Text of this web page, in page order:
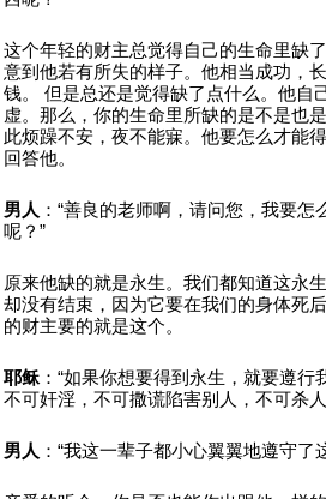
这个年轻的财主总觉得自己的生命里缺
意到他若有所失的样子。他相当成功，
钱。 但是总还是觉得缺了点什么。他自
虚。那么，你的生命里所缺的是不是也
此烦躁不安，夜不能寐。他要怎么才能
回答他。
男人 ：“善良的老师啊，请问您，我要
呢？”
原来他缺的就是永生。我们都知道这永
却没有结束，因为它要在我们的身体死
的财主要的就是这个。
耶稣 ：“如果你想要得到永生，就要遵行
不可奸淫，不可撒谎陷害别人，不可杀
男人 ：“我这一辈子都小心翼翼地遵守了